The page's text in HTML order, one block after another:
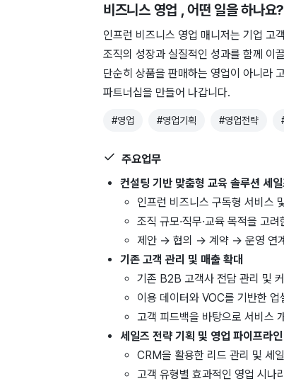
비즈니스 영업 , 어떤 일을 하나요?
인프런 비즈니스 영업 매니저는 기업 고
조직의 성장과 실질적인 성과를 함께 이
단순히 상품을 판매하는 영업이 아니라
파트너십을 만들어 나갑니다.
#영업 #영업기획 #영업전략
주요업무
컨설팅 기반 맞춤형 교육 솔루션 세
인프런 비즈니스 구독형 서비스
조직 규모·직무·교육 목적을 고
제안 → 협의 → 계약 → 운영 연
기존 고객 관리 및 매출 확대
기존 B2B 고객사 전담 관리 및
이용 데이터와 VOC를 기반한 업
고객 피드백을 바탕으로 서비스
세일즈 전략 기획 및 영업 파이프라인
CRM을 활용한 리드 관리 및 세
고객 유형별 효과적인 영업 시나